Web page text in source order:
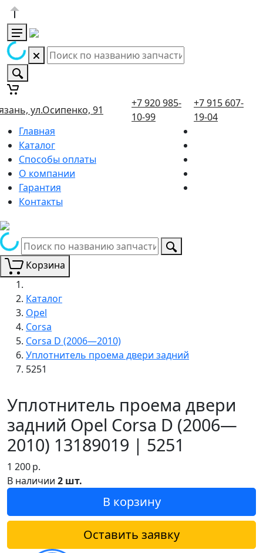
ул.Осипенко, 91
+7 920 985-
10-99
+7 915 607-
19-04
Главная
Каталог
Способы оплаты
О компании
Гарантия
Контакты
Корзина
Каталог
Opel
Corsa
Corsa D (2006—2010)
Уплотнитель проема двери задний
5251
Уплотнитель проема двери
задний Opel Corsa D (2006—
2010) 13189019 | 5251
1 200р.
В наличии 2 шт.
В корзину
Оставить заявку